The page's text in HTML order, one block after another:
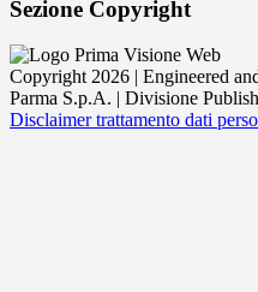
Sezione Copyright
Copyright 2026 | Engineered
Parma S.p.A. | Divisione
Disclaimer trattamento dati